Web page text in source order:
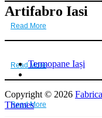
Read More
Read More
Read More
Artifabro Iasi
Termopane Iași
Copyright © 2026
Themes